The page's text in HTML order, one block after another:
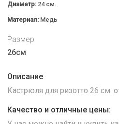
Диаметр: 24 см.
Материал: Медь
Размер
26см
Описание
Кастрюля для ризотто 26 см.
Качество и отличные цены: